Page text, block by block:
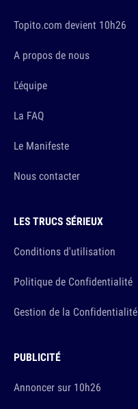
Topito.com devient 10h26
A propos de nous
L'équipe
La FAQ
Le Manifeste
Nous contacter
LES TRUCS SÉRIEUX
Conditions d'utilisation
Politique de Confidentialité
Gestion de la Confidentialité
PUBLICITÉ
Annoncer sur 10h26